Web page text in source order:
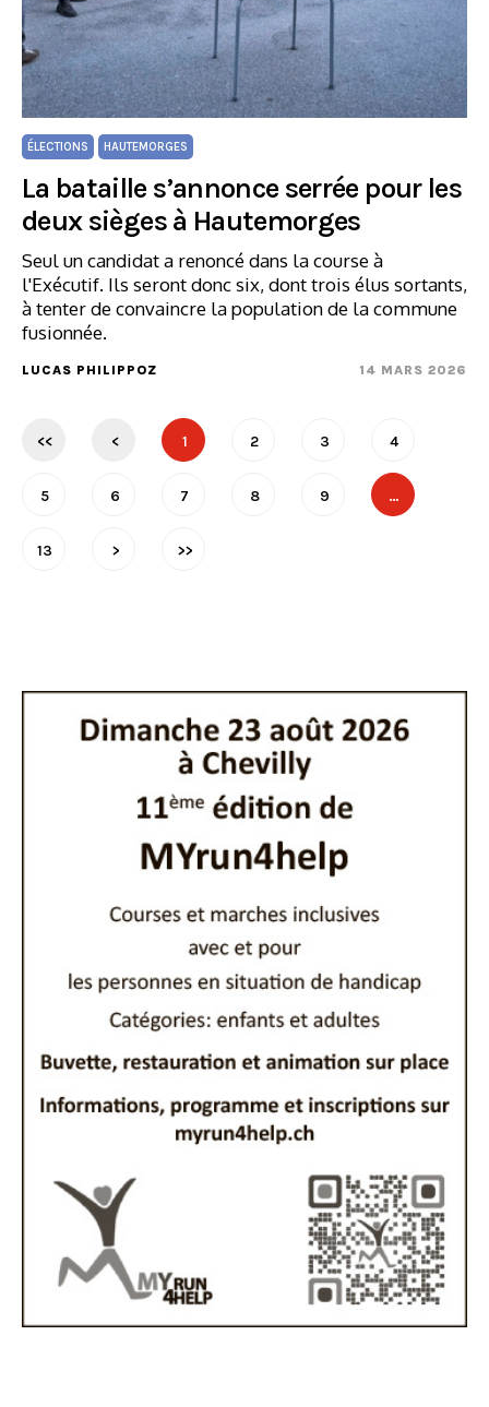
ÉLECTIONS HAUTEMORGES
La bataille s’annonce serrée pour les
deux sièges à Hautemorges
Seul un candidat a renoncé dans la course à
l'Exécutif. Ils seront donc six, dont trois élus sortants,
à tenter de convaincre la population de la commune
fusionnée.
LUCAS PHILIPPOZ 14 MARS 2026
<< < 1 2 3 4
5 6 7 8 9 …
13 > >>